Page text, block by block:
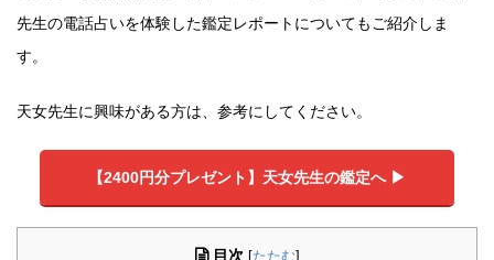
先生の電話占いを体験した鑑定レポートについてもご紹介しま
す。
天女先生に興味がある方は、参考にしてください。
【2400円分プレゼント】天女先生の鑑定へ ▶︎
目次 [たたむ]